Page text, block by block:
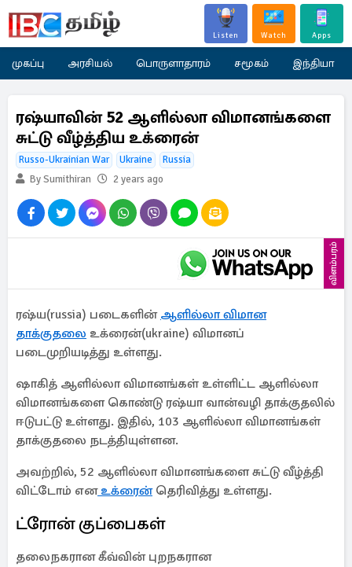
Listen Watch Apps
முகப்பு அரசியல் பொருளாதாரம் சமூகம் இந்தியா
ரஷ்யாவின் 52 ஆளில்லா விமானங்களை
சுட்டு வீழ்த்திய உக்ரைன்
Russo-Ukrainian War Ukraine
Russia
By Sumithiran
2 years ago
விளம்பரம்
ரஷ்ய(russia) படைகளின் ஆளில்லா விமான
தாக்குதலை உக்ரைன்(ukraine) விமானப்
படைமுறியடித்து உள்ளது.
ஷாகித் ஆளில்லா விமானங்கள் உள்ளிட்ட ஆளில்லா
விமானங்களை கொண்டு ரஷ்யா வான்வழி தாக்குதலில்
ஈடுபட்டு உள்ளது. இதில், 103 ஆளில்லா விமானங்கள்
தாக்குதலை நடத்தியுள்ளன.
அவற்றில், 52 ஆளில்லா விமானங்களை சுட்டு வீழ்த்தி
விட்டோம் எனஉக்ரைன்தெரிவித்து உள்ளது.
ட்ரோன் குப்பைகள்
தலைநகரான கீவ்வின் புறநகரான